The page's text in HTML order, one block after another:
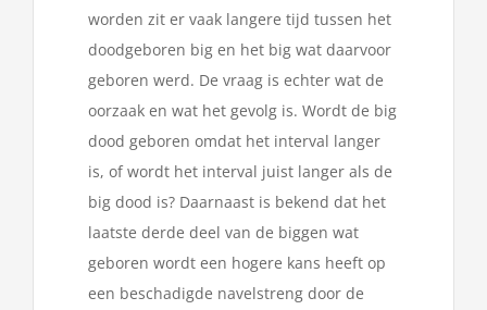
worden zit er vaak langere tijd tussen het
doodgeboren big en het big wat daarvoor
geboren werd. De vraag is echter wat de
oorzaak en wat het gevolg is. Wordt de big
dood geboren omdat het interval langer
is, of wordt het interval juist langer als de
big dood is? Daarnaast is bekend dat het
laatste derde deel van de biggen wat
geboren wordt een hogere kans heeft op
een beschadigde navelstreng door de